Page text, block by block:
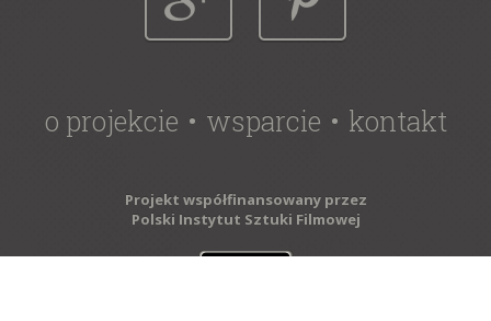
o projekcie wsparcie kontakt
Projekt współfinansowany przez